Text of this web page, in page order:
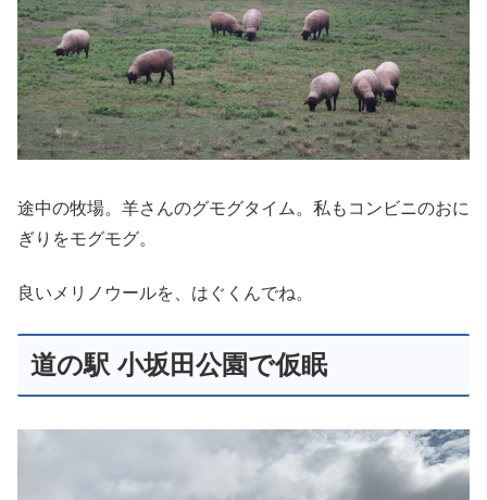
途中の牧場。羊さんのグモグタイム。私もコンビニのおに
ぎりをモグモグ。
良いメリノウールを、はぐくんでね。
道の駅 小坂田公園で仮眠